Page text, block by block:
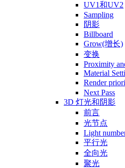
UV1和UV2
Sampling
阴影
Billboard
Grow(增长)
变换
Proximity
Material
Render
Next Pass
3D 灯光和阴影
前言
光节点
Light
平行光
全向光
聚光